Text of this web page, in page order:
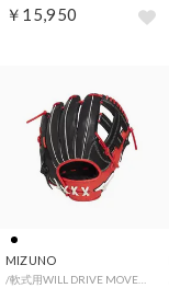
￥15,950
MIZUNO